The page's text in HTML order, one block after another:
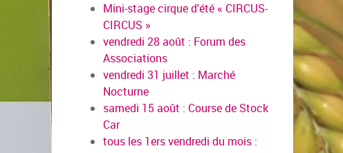
Mini-stage cirque d'été « CIRCUS-
CIRCUS »
vendredi 28 août : Forum des
Associations
vendredi 31 juillet : Marché
Nocturne
samedi 15 août : Course de Stock
Car
tous les 1ers vendredi du mois :